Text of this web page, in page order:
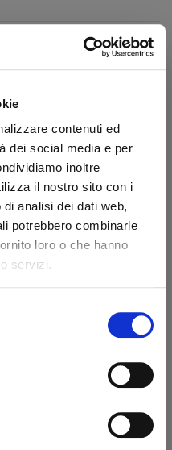
contenuti ed
dei social media e per
inoltre
il nostro sito con i
analisi dei dati web,
potrebbero combinarle
loro o che hanno
servizi.
about us
source
and on
satisfied - TOP